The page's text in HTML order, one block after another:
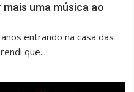
uma música ao
entrando na casa das
que...